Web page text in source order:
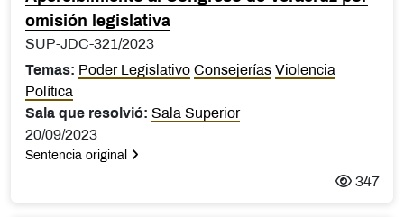
omisión legislativa
SUP-JDC-321/2023
Temas: Poder Legislativo Consejerías Violencia
Política
Sala que resolvió: Sala Superior
20/09/2023
Sentencia original
347